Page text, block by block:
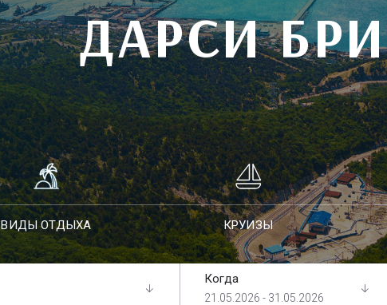
ДАРСИ
ВИДЫ ОТДЫХА КРУИЗЫ
Когда
21.05.2026 - 31.05.2026